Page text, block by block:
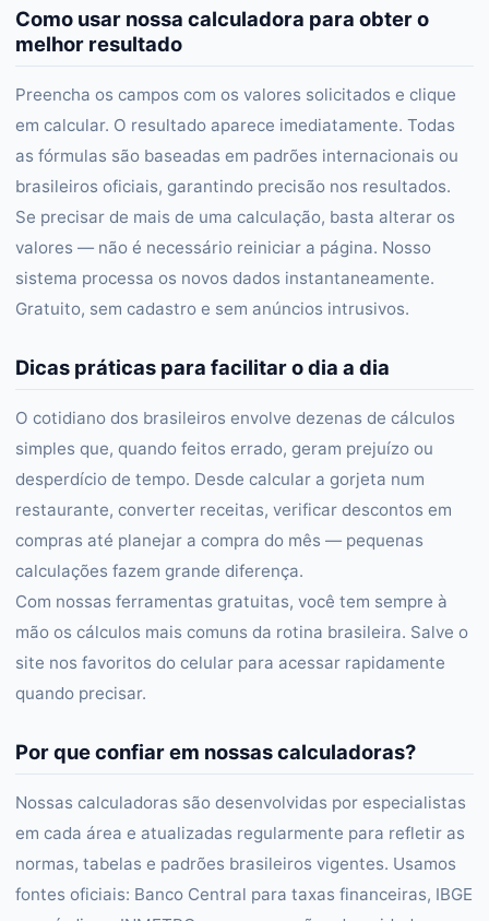
Como usar nossa calculadora para obter o
melhor resultado
Preencha os campos com os valores solicitados e clique
em calcular. O resultado aparece imediatamente. Todas
as fórmulas são baseadas em padrões internacionais ou
brasileiros oficiais, garantindo precisão nos resultados.
Se precisar de mais de uma calculação, basta alterar os
valores — não é necessário reiniciar a página. Nosso
sistema processa os novos dados instantaneamente.
Gratuito, sem cadastro e sem anúncios intrusivos.
Dicas práticas para facilitar o dia a dia
O cotidiano dos brasileiros envolve dezenas de cálculos
simples que, quando feitos errado, geram prejuízo ou
desperdício de tempo. Desde calcular a gorjeta num
restaurante, converter receitas, verificar descontos em
compras até planejar a compra do mês — pequenas
calculações fazem grande diferença.
Com nossas ferramentas gratuitas, você tem sempre à
mão os cálculos mais comuns da rotina brasileira. Salve o
site nos favoritos do celular para acessar rapidamente
quando precisar.
Por que confiar em nossas calculadoras?
Nossas calculadoras são desenvolvidas por especialistas
em cada área e atualizadas regularmente para refletir as
normas, tabelas e padrões brasileiros vigentes. Usamos
fontes oficiais: Banco Central para taxas financeiras, IBGE